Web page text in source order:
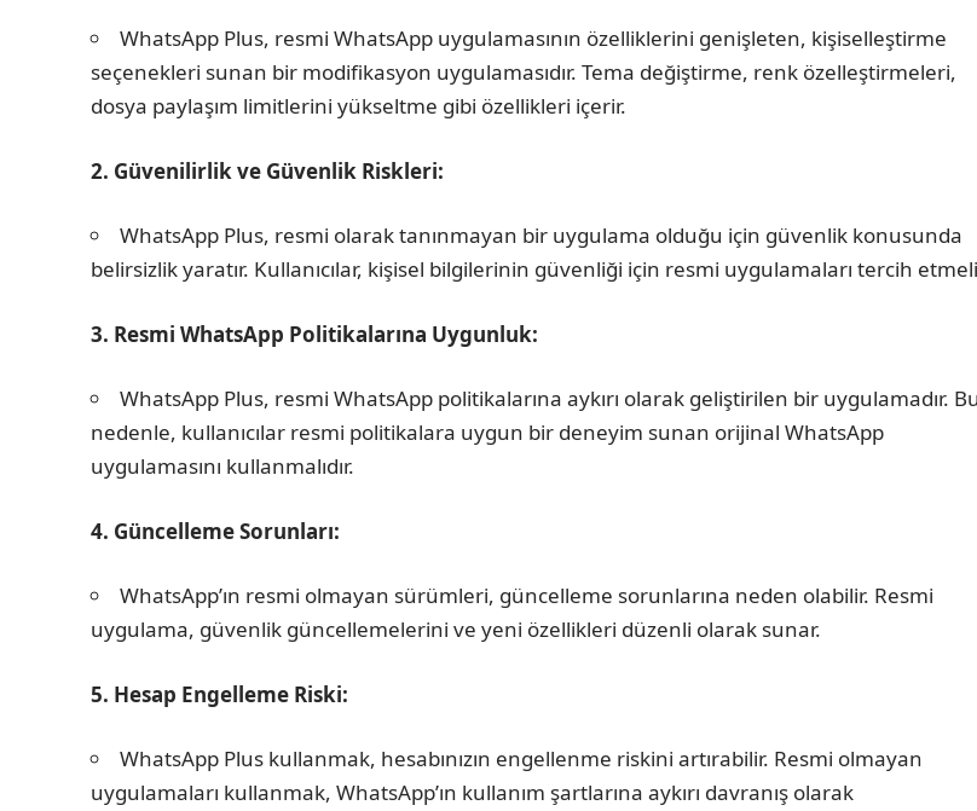
WhatsApp Plus, resmi WhatsApp uygulamasının özelliklerini genişleten, kişiselleştirme
seçenekleri sunan bir modifikasyon uygulamasıdır. Tema değiştirme, renk özelleştirmeleri,
dosya paylaşım limitlerini yükseltme gibi özellikleri içerir.
2. Güvenilirlik ve Güvenlik Riskleri:
WhatsApp Plus, resmi olarak tanınmayan bir uygulama olduğu için güvenlik konusunda
belirsizlik yaratır. Kullanıcılar, kişisel bilgilerinin güvenliği için resmi uygulamaları tercih
3. Resmi WhatsApp Politikalarına Uygunluk:
WhatsApp Plus, resmi WhatsApp politikalarına aykırı olarak geliştirilen bir uygulamadır. Bu
nedenle, kullanıcılar resmi politikalara uygun bir deneyim sunan orijinal WhatsApp
uygulamasını kullanmalıdır.
4. Güncelleme Sorunları:
WhatsApp’ın resmi olmayan sürümleri, güncelleme sorunlarına neden olabilir. Resmi
uygulama, güvenlik güncellemelerini ve yeni özellikleri düzenli olarak sunar.
5. Hesap Engelleme Riski:
WhatsApp Plus kullanmak, hesabınızın engellenme riskini artırabilir. Resmi olmayan
uygulamaları kullanmak, WhatsApp’ın kullanım şartlarına aykırı davranış olarak